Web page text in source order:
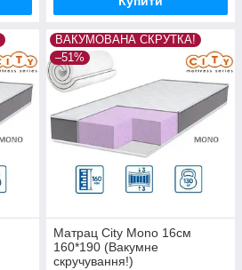
ВАКУМОВАНА СКРУТКА!
–51%
Матрац City Mono 16см
160*190 (Вакумне
скручування!)